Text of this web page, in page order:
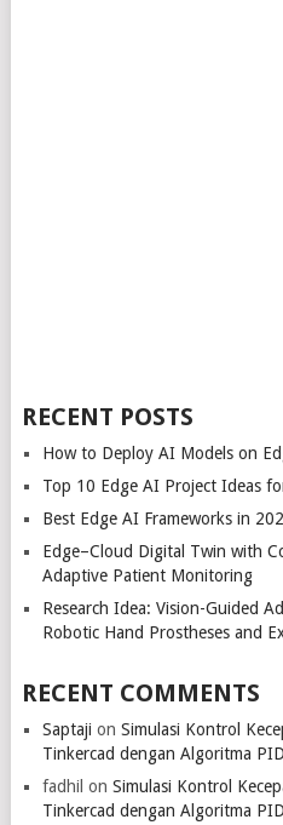
RECENT POSTS
How to Deploy AI Models on
Top 10 Edge AI Project Ideas
Best Edge AI Frameworks in
Edge–Cloud Digital Twin with
Adaptive Patient Monitoring
Research Idea: Vision-Guided
Robotic Hand Prostheses and
RECENT COMMENTS
Saptaji on Simulasi Kontrol
Tinkercad dengan Algoritma PID
fadhil on Simulasi Kontrol
Tinkercad dengan Algoritma PID